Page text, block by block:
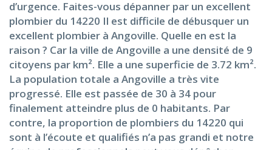
d’urgence. Faites-vous dépanner par un excellent
plombier du 14220 Il est difficile de débusquer un
excellent plombier à Angoville. Quelle en est la
raison ? Car la ville de Angoville a une densité de 9
citoyens par km². Elle a une superficie de 3.72 km².
La population totale a Angoville a très vite
progressé. Elle est passée de 30 à 34 pour
finalement atteindre plus de 0 habitants. Par
contre, la proportion de plombiers du 14220 qui
sont à l’écoute et qualifiés n’a pas grandi et notre